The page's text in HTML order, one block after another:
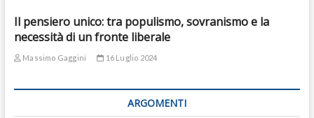
Il pensiero unico: tra populismo, sovranismo e la
necessità di un fronte liberale
Massimo Gaggini 16 Luglio 2024
ARGOMENTI